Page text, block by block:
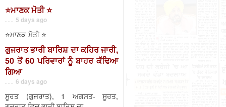
⭐️ਮਾਣਕ ਮੋਤੀ ⭐️
. . . 5 days ago
⭐️ਮਾਣਕ ਮੋਤੀ ⭐️
ਗੁਜਰਾਤ ਭਾਰੀ ਬਾਰਿਸ਼ ਦਾ ਕਹਿਰ ਜਾਰੀ,
50 ਤੋਂ 60 ਪਰਿਵਾਰਾਂ ਨੂੰ ਬਾਹਰ ਕੱਢਿਆ
ਗਿਆ
. . . 6 days ago
ਸੂਰਤ (ਗੁਜਰਾਤ), 1 ਅਗਸਤ- ਸੂਰਤ,